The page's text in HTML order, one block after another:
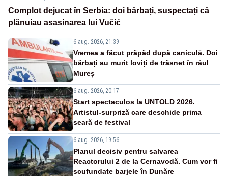
Complot dejucat în Serbia: doi bărbați, suspectați că
plănuiau asasinarea lui Vučić
6 aug. 2026, 21:39
Vremea a făcut prăpăd după caniculă. Doi
bărbați au murit loviți de trăsnet în râul
Mureș
6 aug. 2026, 20:17
Start spectaculos la UNTOLD 2026.
Artistul-surpriză care deschide prima
seară de festival
6 aug. 2026, 19:56
Planul decisiv pentru salvarea
Reactorului 2 de la Cernavodă. Cum vor fi
scufundate barjele în Dunăre